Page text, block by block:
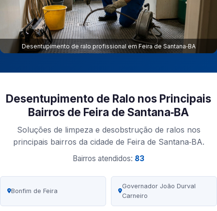
Desentupimento de ralo profissional em Feira de Santana‑BA
Desentupimento de Ralo nos Principais
Bairros de Feira de Santana‑BA
Soluções de limpeza e desobstrução de ralos nos
principais bairros da cidade de Feira de Santana‑BA.
Bairros atendidos: 83
Bonfim de Feira
Governador João Durval
Carneiro